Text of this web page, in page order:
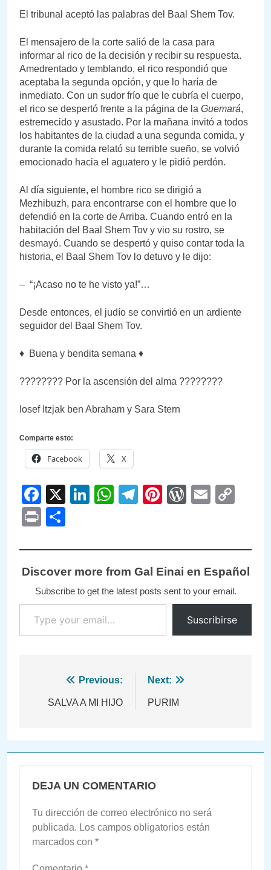
El tribunal aceptó las palabras del Baal Shem Tov.
El mensajero de la corte salió de la casa para
informar al rico de la decisión y recibir su respuesta.
Amedrentado y temblando, el rico respondió que
aceptaba la segunda opción, y que lo haría de
inmediato. Con un sudor frío que le cubría el cuerpo,
el rico se despertó frente a la página de la Guemará,
estremecido y asustado. Por la mañana invitó a todos
los habitantes de la ciudad a una segunda comida, y
durante la comida relató su terrible sueño, se volvió
emocionado hacia el aguatero y le pidió perdón.
Al día siguiente, el hombre rico se dirigió a
Mezhibuzh, para encontrarse con el hombre que lo
defendió en la corte de Arriba. Cuando entró en la
habitación del Baal Shem Tov y vio su rostro, se
desmayó. Cuando se despertó y quiso contar toda la
historia, el Baal Shem Tov lo detuvo y le dijo:
– “¡Acaso no te he visto ya!”…
Desde entonces, el judío se convirtió en un ardiente
seguidor del Baal Shem Tov.
♦️ Buena y bendita semana ♦️
???????? Por la ascensión del alma ????????
Iosef Itzjak ben Abraham y Sara Stern
Comparte esto:
Facebook X
Facebook
X LinkedIn
WhatsApp
Telegram
PinterestEmail
Print
Discover more from Gal Einai en Español
Subscribe to get the latest posts sent to your email.
Type your email…
Suscribirse
Navegación
Previous:
SALVA A MI HIJO
Next:
PURIM
DEJA UN COMENTARIO
Tu dirección de correo electrónico no será
publicada. Los campos obligatorios están
marcados con *